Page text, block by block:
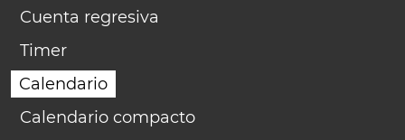
Cuenta regresiva
Timer
Calendario
Calendario compacto